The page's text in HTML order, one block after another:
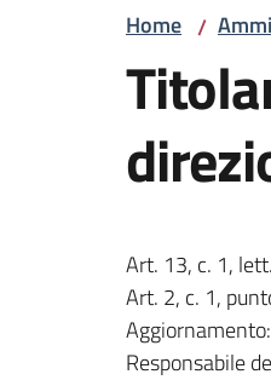
Home /
Art. 13, c. 1,
Art. 2, c. 1,
Responsabile